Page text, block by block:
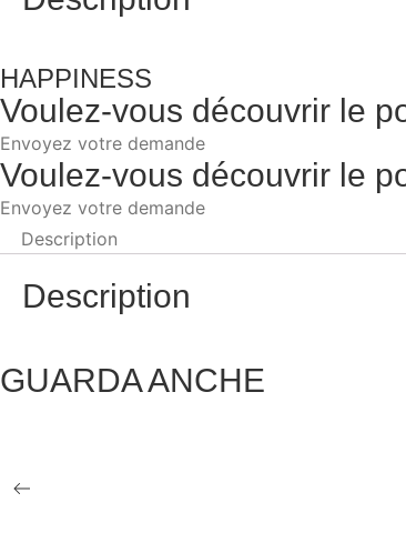
HAPPINESS
Voulez-vous découvrir le
Envoyez votre demande
Voulez-vous découvrir le
Envoyez votre demande
Description
Description
GUARDA ANCHE